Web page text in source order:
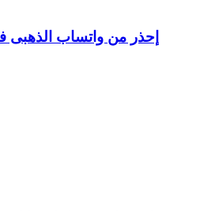
إحذر من واتساب الذهبى